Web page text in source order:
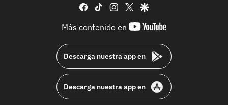
facebook
tiktok instagram
twittergoogle
Más contenido en
youtube-
Descarga nuestra app en
Descarga nuestra app en